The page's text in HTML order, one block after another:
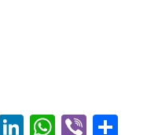
EmailLinkedIn
WhatsApp
Viber